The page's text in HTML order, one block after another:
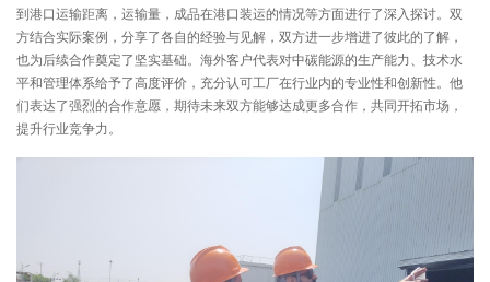
到港口运输距离，运输量，成品在港口装运的情况等方面进行了深入探讨。双
方结合实际案例，分享了各自的经验与见解，双方进一步增进了彼此的了解，
也为后续合作奠定了坚实基础。海外客户代表对中碳能源的生产能力、技术水
平和管理体系给予了高度评价，充分认可工厂在行业内的专业性和创新性。他
们表达了强烈的合作意愿，期待未来双方能够达成更多合作，共同开拓市场，
提升行业竞争力。